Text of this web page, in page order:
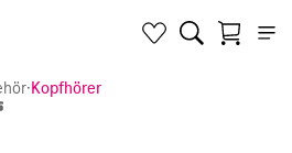
·Kopfhörer